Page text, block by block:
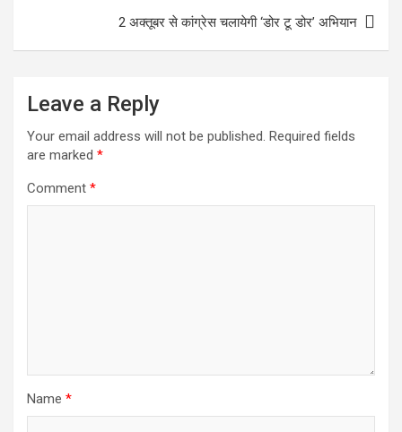
2 अक्तूबर से कांग्रेस चलायेगी ‘डोर टू डोर’ अभियान
Leave a Reply
Your email address will not be published. Required fields
are marked *
Comment *
Name *